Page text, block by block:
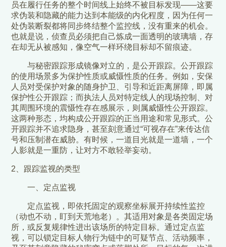
员在履行任务的整个时间线上始终不被目标发现——这要
求伪装和隐藏的能力达到本能级的内化程度，因为任何一
处伪装断裂都将同步终结整个监控线，没有重来的机会。
也就是说，侦查员必须把自己炼成一面透明的玻璃墙，存
在却无从被感知，像空气一样环绕目标却不留痕迹。
与秘密跟踪形成镜像对立的，是公开跟踪。公开跟踪
的使用场景多为保护性质或威慑性质的任务。例如，安保
人员对受保护对象的随身护卫、引导和近距离屏障，即属
保护性公开跟踪；而执法人员对特定线人的现场控制、对
其周围环境的震慑性存在感展示，则属威慑性公开跟踪。
这两种形态，均构成公开跟踪的正当用途和常见形式。公
开跟踪并不追求隐身，甚至刻意通过“可视存在”来传达信
号和压制潜在威胁。有时候，一道目光就是一道墙，一个
人影就是一重防，让对方不敢轻举妄动。
2、跟踪监视的类型
一、定点监视
定点监视，即依托固定的观察坐标展开持续性监控
（动也不动，盯到天荒地老）。其适用对象是各类固定场
所，或反复规律性进出该场所的特定目标。通过定点监
视，可以锁定目标人物行为链中的可疑节点、活动频率，